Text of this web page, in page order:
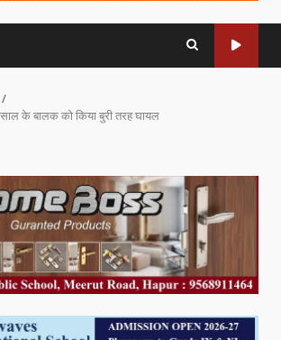
के बालक को किया बुरी तरह घायल